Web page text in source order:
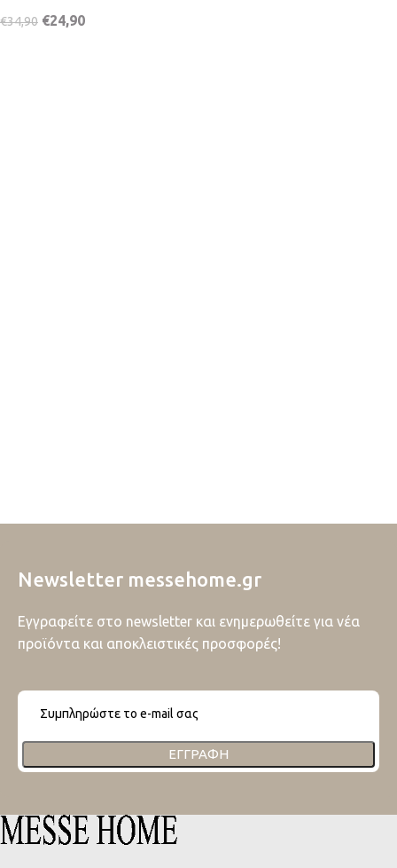
€34,90 €24,90
Newsletter messehome.gr
Εγγραφείτε στο newsletter και ενημερωθείτε για νέα
προϊόντα και αποκλειστικές προσφορές!
ΕΓΓΡΑΦΉ